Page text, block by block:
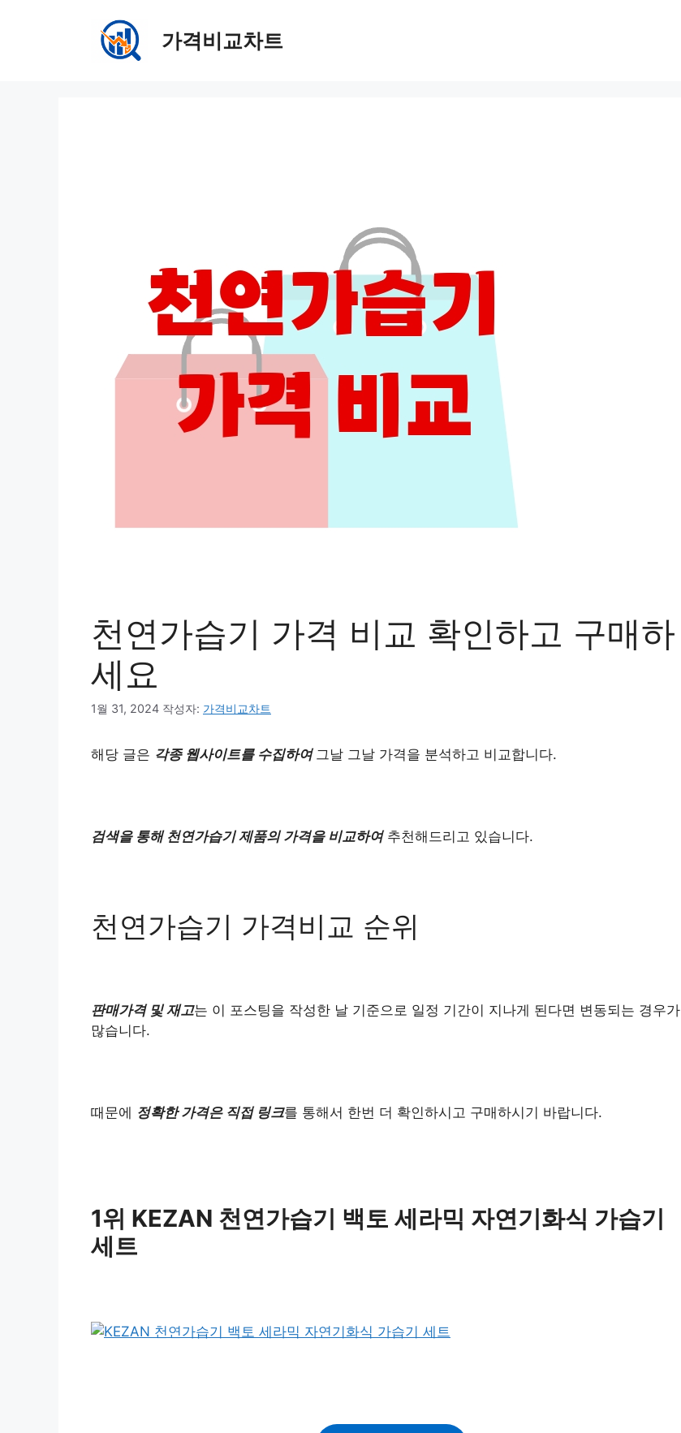
가격비교차트
천연가습기 가격 비교 확인하고 구매하
세요
1월 31, 2024 작성자: 가격비교차트
해당 글은 각종 웹사이트를 수집하여 그날 그날 가격을 분석하고 비교합니다.
검색을 통해 천연가습기 제품의 가격을 비교하여추천해드리고 있습니다.
천연가습기 가격비교 순위
판매가격 및 재고는 이 포스팅을 작성한 날 기준으로 일정 기간이 지나게 된다면 변동되는 경우가
많습니다.
때문에 정확한 가격은 직접 링크를 통해서 한번 더 확인하시고 구매하시기 바랍니다.
1위 KEZAN 천연가습기 백토 세라믹 자연기화식 가습기
세트